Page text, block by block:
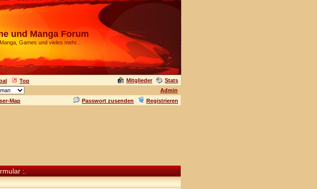
und Manga Forum
Games und vieles mehr...
Top Mitglieder
Stats
Admin
Map Passwort zusenden Registrieren
:.